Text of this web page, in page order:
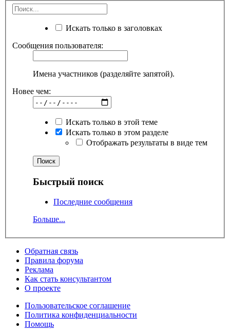
Искать только в заголовках
Сообщения пользователя:
Имена участников (разделяйте запятой).
Новее чем:
Искать только в этой теме
Искать только в этом разделе
Отображать результаты в виде тем
Быстрый поиск
Последние сообщения
Больше...
Обратная связь
Правила форума
Реклама
Как стать консультантом
О проекте
Пользовательское соглашение
Политика конфиденциальности
Помощь